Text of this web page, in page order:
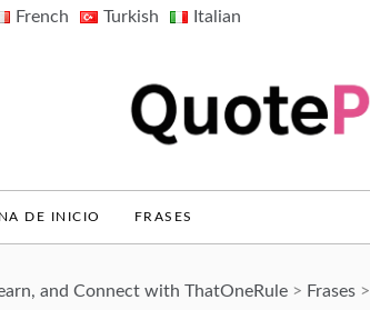
French Turkish Italian
DE INICIO FRASES
and Connect with ThatOneRule> Frases>